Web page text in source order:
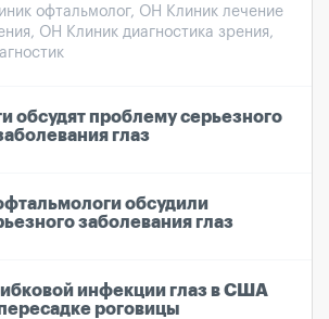
офтальмолог, ОН Клиник лечение
ОН Клиник диагностика зрения,
обсудят проблему серьезного
глаз
обсудили
заболевания глаз
инфекции глаз в США
роговицы